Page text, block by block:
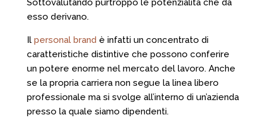
Sottovalutando purtroppo le potenzialità che da
esso derivano.
Il personal brand è infatti un concentrato di
caratteristiche distintive che possono conferire
un potere enorme nel mercato del lavoro. Anche
se la propria carriera non segue la linea libero
professionale ma si svolge all’interno di un’azienda
presso la quale siamo dipendenti.